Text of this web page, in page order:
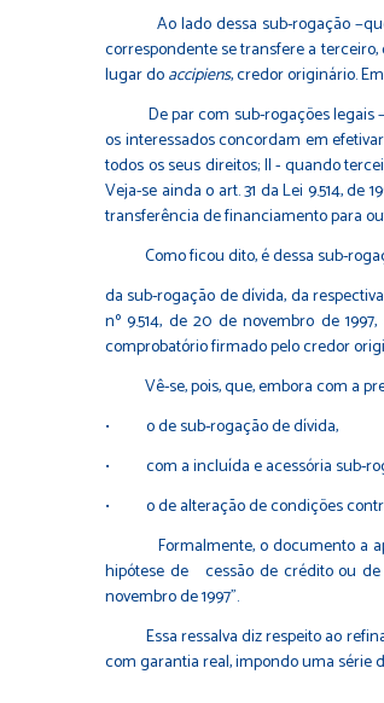
Ao lado dessa sub-rogação −que,
correspondente se transfere a
lugar doaccipiens, credor originário.
De par com sub-rogações legais
os interessados concordam em
todos os seus direitos; II - quando
Veja-se ainda o art. 31 da Lei 9.514,
transferência de financiamento para
Como ficou dito, é dessa sub-
da sub-rogação de dívida, da
nº 9.514, de 20 de novembro de 1997,
comprobatório firmado pelo credor
Vê-se, pois, que, embora com a
• o de sub-rogação de dívida,
• com a incluída e acessória sub-
• o de alteração de condições
Formalmente, o documento a
hipótese de cessão de crédito ou de
novembro de 1997”.
Essa ressalva diz respeito ao
com garantia real, impondo uma série